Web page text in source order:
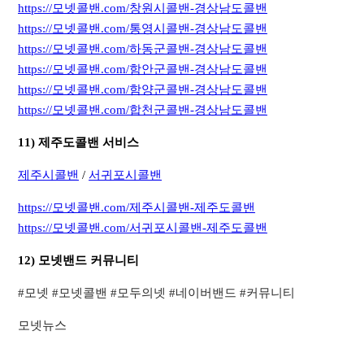
https://모넷콜밴.com/창원시콜밴-경상남도콜밴
https://모넷콜밴.com/통영시콜밴-경상남도콜밴
https://모넷콜밴.com/하동군콜밴-경상남도콜밴
https://모넷콜밴.com/함안군콜밴-경상남도콜밴
https://모넷콜밴.com/함양군콜밴-경상남도콜밴
https://모넷콜밴.com/합천군콜밴-경상남도콜밴
11) 제주도콜밴 서비스
제주시콜밴 /서귀포시콜밴
https://모넷콜밴.com/제주시콜밴-제주도콜밴
https://모넷콜밴.com/서귀포시콜밴-제주도콜밴
12) 모넷밴드 커뮤니티
​#모넷 #모넷콜밴 #모두의넷 #네이버밴드 #커뮤니티​
모넷뉴스